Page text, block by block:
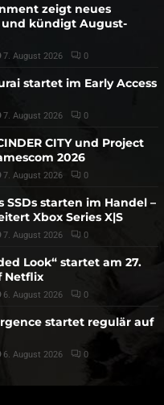
zeigt neues
kündigt August-
7. August 2026 0
startet im Early Access
7. August 2026 0
CITY und Project
2026
7. August 2026 0
SSDs starten im Handel –
Xbox Series X|S
7. August 2026 0
Look“ startet am 27.
Netflix
6. August 2026 0
startet regulär auf
6. August 2026 0